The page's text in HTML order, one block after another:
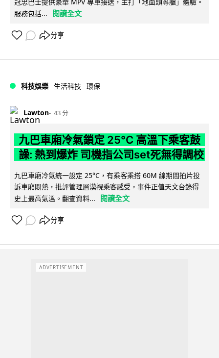
服務包括...
閱讀全文
分享
科技娛樂 生活科技 環保
Lawton 43 分
九巴車廂冷氣鎖定 25°C 高溫下乘客鼓
譟: 熱到爆炸 司機指公司set死無得調校
九巴車廂冷氣統一設定 25°C，有乘客乘搭 60M 線期間拍片投
訴車廂悶熱，批評管理層漠視乘客感受，事件正值天文台錄得
史上最高氣溫。翻查資料...
閱讀全文
分享
ADVERTISEMENT